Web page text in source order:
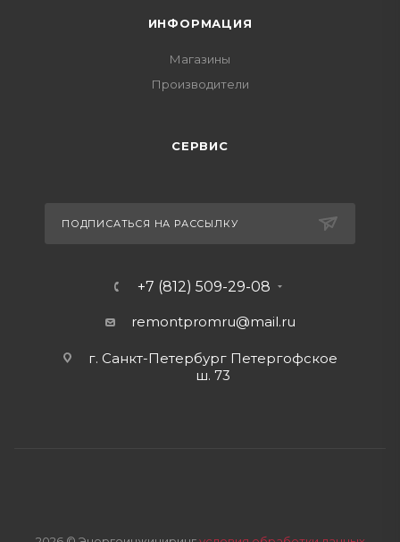
ИНФОРМАЦИЯ
Магазины
Производители
СЕРВИС
ПОДПИСАТЬСЯ НА РАССЫЛКУ
+7 (812) 509-29-08
remontpromru@mail.ru
г. Санкт-Петербург Петергофское
ш. 73